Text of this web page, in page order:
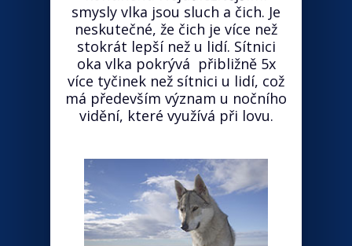
smysly vlka jsou sluch a čich. Je
neskutečné, že čich je více než
stokrát lepší než u lidí. Sítnici
oka vlka pokrývá přibližně 5x
více tyčinek než sítnici u lidí, což
má především význam u nočního
vidění, které využívá při lovu.